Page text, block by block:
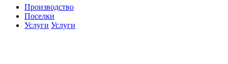
Производство
Поселки
Услуги Услуги